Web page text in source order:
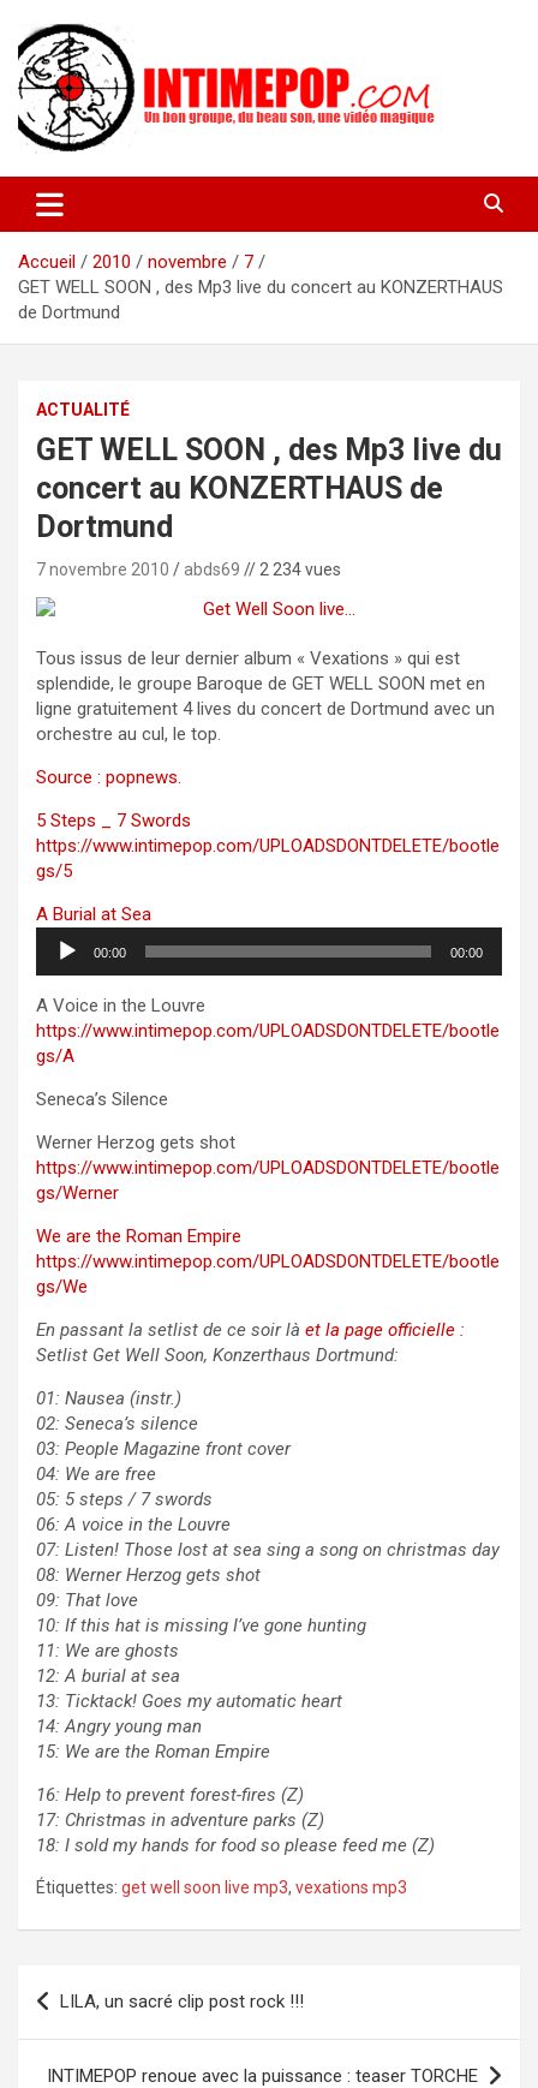
contenu
intimepop.com
actuelles pop rock, post-rock, indé sur Lyon. rock pop concert
lyon
Accueil
2010 novembre
7
GET WELL SOON , des Mp3 live du concert au KONZERTHAUS
de Dortmund
ACTUALITÉ
GET WELL SOON , des Mp3 live du
concert au KONZERTHAUS de
Dortmund
7 novembre 2010 abds69 // 2 234 vues
Tous issus de leur dernier album « Vexations » qui est
splendide, le groupe Baroque de GET WELL SOON met en
ligne gratuitement 4 lives du concert de Dortmund avec un
orchestre au cul, le top.
Source : popnews.
5 Steps _ 7 Swords
https://www.intimepop.com/UPLOADSDONTDELETE/bootle
gs/5
A Burial at Sea
Lecteur
audio
00:00 00:00
A Voice in the Louvre
https://www.intimepop.com/UPLOADSDONTDELETE/bootle
gs/A
Seneca’s Silence
Werner Herzog gets shot
https://www.intimepop.com/UPLOADSDONTDELETE/bootle
gs/Werner
We are the Roman Empire
https://www.intimepop.com/UPLOADSDONTDELETE/bootle
gs/We
En passant la setlist de ce soir là et la page officielle :
Setlist Get Well Soon, Konzerthaus Dortmund:
01: Nausea (instr.)
02: Seneca’s silence
03: People Magazine front cover
04: We are free
05: 5 steps / 7 swords
06: A voice in the Louvre
07: Listen! Those lost at sea sing a song on christmas day
08: Werner Herzog gets shot
09: That love
10: If this hat is missing I’ve gone hunting
11: We are ghosts
12: A burial at sea
13: Ticktack! Goes my automatic heart
14: Angry young man
15: We are the Roman Empire
16: Help to prevent forest-fires (Z)
17: Christmas in adventure parks (Z)
18: I sold my hands for food so please feed me (Z)
Étiquettes: get well soon live mp3, vexations mp3
Navigation
de
l’article
LILA, un sacré clip post rock !!!
INTIMEPOP renoue avec la puissance : teaser TORCHE